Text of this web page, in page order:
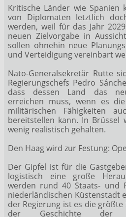
Kritische Länder wie Spanien
von Diplomaten letztlich
werden, weil für das Jahr
neuen Zielvorgabe in
sollen ohnehin neue
und Verteidigung vereinbart
Nato-Generalsekretär Rutte
Regierungschefs Pedro
dass dessen Land das
erreichen muss, wenn es
militärischen Fähigkeiten
bereitstellen kann. In
wenig realistisch gehalten.
Den Haag wird zur Festung:
Der Gipfel ist für die
logistisch eine große
werden rund 40 Staats- und
niederländischen Küstenstadt
der Regierung ist es die
der Geschichte der